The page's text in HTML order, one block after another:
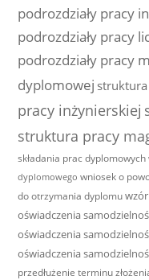
podrozdziały pracy
podrozdziały pracy
podrozdziały pracy
dyplomowej
pracy inżynierskiej
struktura pracy
składania prac dyplomowych
dyplomowego wniosek o
do otrzymania dyplomu
oświadczenia
oświadczenia
oświadczenia
przedłużenie terminu